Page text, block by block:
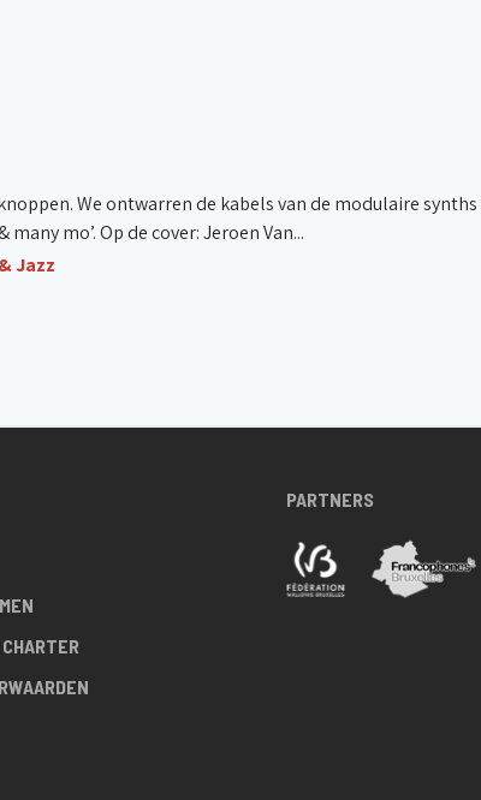
We ontwarren de kabels van de modulaire
mo’. Op de cover: Jeroen Van...
Jazz
PARTNERS